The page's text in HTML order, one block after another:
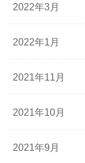
2022年3月
2022年1月
2021年11月
2021年10月
2021年9月